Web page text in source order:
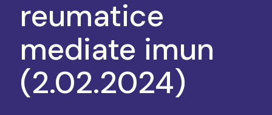
reumatice
mediate imun
(2.02.2024)